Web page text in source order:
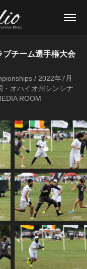
チーム選手権大会
/ 2022年7月
オハイオ州シンシナ
ROOM